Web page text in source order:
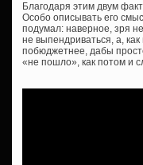
Благодаря этим двум
Особо описывать его
подумал: наверное, зря
не выпендриваться, а,
побюджетнее, дабы
«не пошло», как потом и